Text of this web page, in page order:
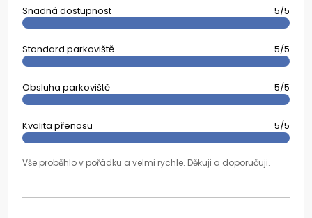
Snadná dostupnost 5/5
Standard parkoviště 5/5
Obsluha parkoviště 5/5
Kvalita přenosu 5/5
Vše proběhlo v pořádku a velmi rychle. Děkuji a doporučuji.